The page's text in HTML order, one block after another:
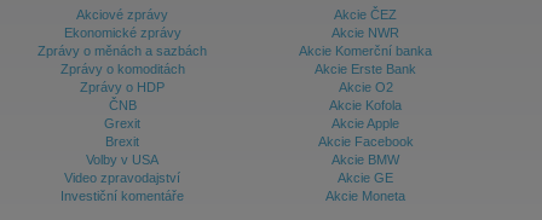
Akciové zprávy
Ekonomické zprávy
Zprávy o měnách a sazbách
Zprávy o komoditách
Zprávy o HDP
ČNB
Grexit
Brexit
Volby v USA
Video zpravodajství
Investiční komentáře
Akcie ČEZ
Akcie NWR
Akcie Komerční banka
Akcie Erste Bank
Akcie O2
Akcie Kofola
Akcie Apple
Akcie Facebook
Akcie BMW
Akcie GE
Akcie Moneta